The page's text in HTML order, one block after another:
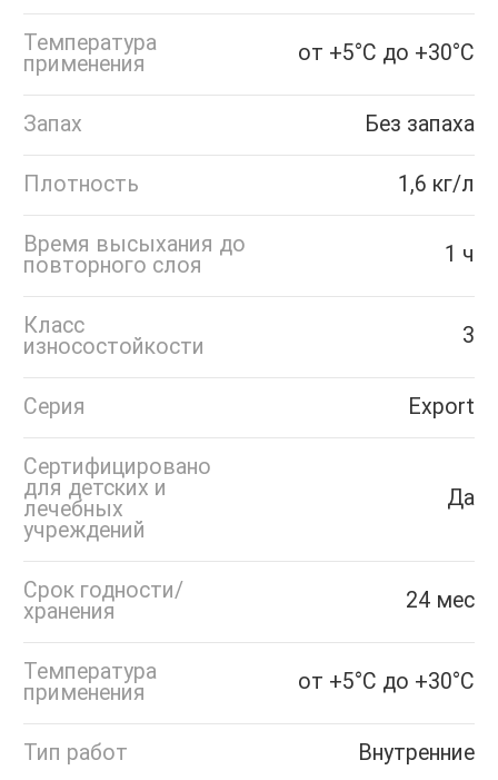
Температура
применения
от +5°С до +30°С
Запах Без запаха
Плотность 1,6 кг/л
Время высыхания до
повторного слоя
1 ч
Класс
износостойкости
3
Серия Export
Сертифицировано
для детских и
лечебных
учреждений
Да
Срок годности/
хранения
24 мес
Температура
применения
от +5°С до +30°С
Тип работ Внутренние